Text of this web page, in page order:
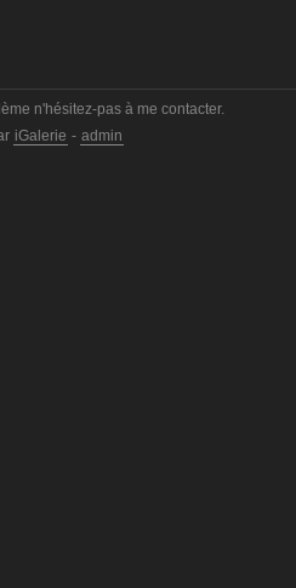
n'hésitez-pas à me contacter.
iGalerie - admin